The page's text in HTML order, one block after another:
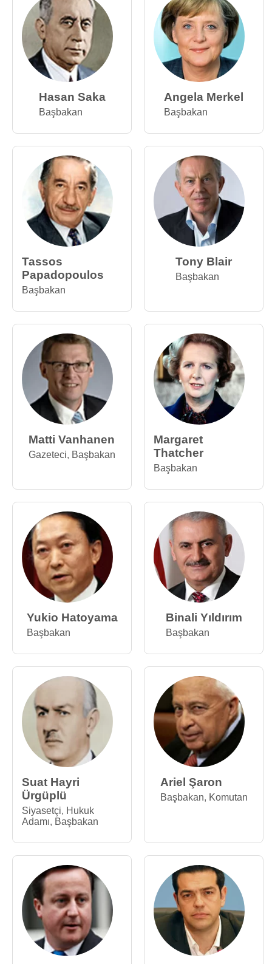
Hasan Saka
Başbakan
Angela Merkel
Başbakan
Tassos
Papadopoulos
Başbakan
Tony Blair
Başbakan
Matti Vanhanen
Gazeteci, Başbakan
Margaret
Thatcher
Başbakan
Yukio Hatoyama
Başbakan
Binali Yıldırım
Başbakan
Suat Hayri
Ürgüplü
Siyasetçi, Hukuk
Adamı, Başbakan
Ariel Şaron
Başbakan, Komutan